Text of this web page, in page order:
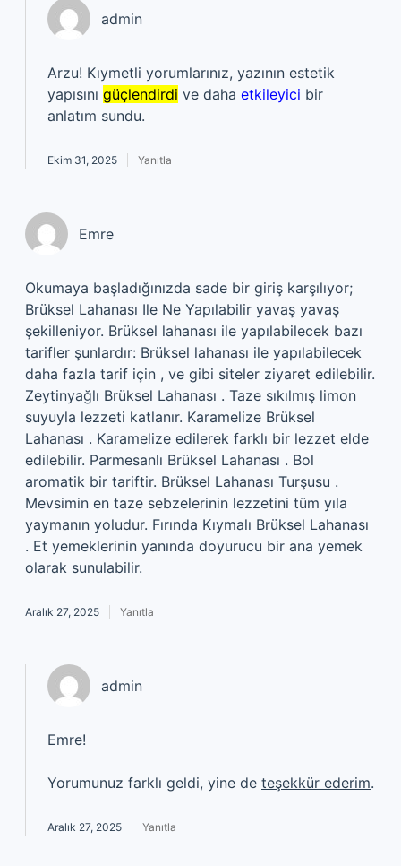
admin
Arzu! Kıymetli yorumlarınız, yazının estetik
yapısını güçlendirdi ve daha etkileyici bir
anlatım sundu.
Ekim 31, 2025 Yanıtla
Emre
Okumaya başladığınızda sade bir giriş karşılıyor;
Brüksel Lahanası Ile Ne Yapılabilir yavaş yavaş
şekilleniyor. Brüksel lahanası ile yapılabilecek bazı
tarifler şunlardır: Brüksel lahanası ile yapılabilecek
daha fazla tarif için , ve gibi siteler ziyaret edilebilir.
Zeytinyağlı Brüksel Lahanası . Taze sıkılmış limon
suyuyla lezzeti katlanır. Karamelize Brüksel
Lahanası . Karamelize edilerek farklı bir lezzet elde
edilebilir. Parmesanlı Brüksel Lahanası . Bol
aromatik bir tariftir. Brüksel Lahanası Turşusu .
Mevsimin en taze sebzelerinin lezzetini tüm yıla
yaymanın yoludur. Fırında Kıymalı Brüksel Lahanası
. Et yemeklerinin yanında doyurucu bir ana yemek
olarak sunulabilir.
Aralık 27, 2025 Yanıtla
admin
Emre!
Yorumunuz farklı geldi, yine de teşekkür ederim.
Aralık 27, 2025 Yanıtla